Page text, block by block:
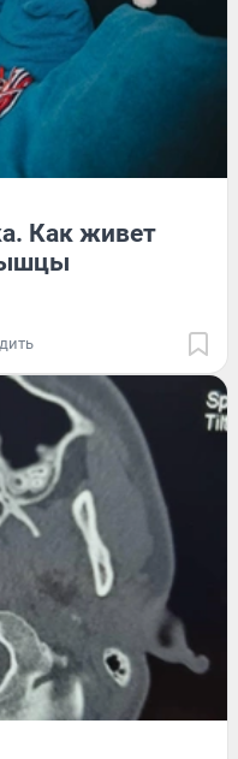
Как живет